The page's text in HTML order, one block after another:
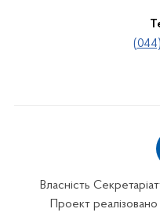
Власність
Проект реалізовано